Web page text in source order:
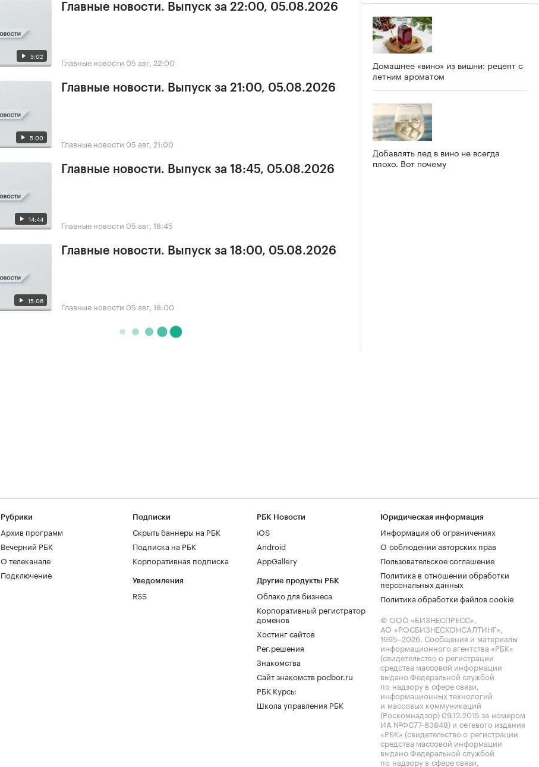
5:02
Главные новости. Выпуск за 22:00, 05.08.2026
Главные новости 05 авг, 22:00
5:00
Главные новости. Выпуск за 21:00, 05.08.2026
Главные новости 05 авг, 21:00
14:44
Главные новости. Выпуск за 18:45, 05.08.2026
Главные новости 05 авг, 18:45
15:06
Главные новости. Выпуск за 18:00, 05.08.2026
Главные новости 05 авг, 18:00
Домашнее «вино» из вишни: рецепт с
летним ароматом
Добавлять лед в вино не всегда
плохо. Вот почему
Рубрики
Архив программ
Вечерний РБК
О телеканале
Подключение
Подписки
Скрыть баннеры на РБК
Подписка на РБК
Корпоративная подписка
Уведомления
RSS
РБК Новости
iOS
Android
AppGallery
Другие продукты РБК
Облако для бизнеса
Корпоративный регистратор
доменов
Хостинг сайтов
Рег.решения
Знакомства
Сайт знакомств podbor.ru
РБК Курсы
Школа управления РБК
Юридическая информация
Информация об ограничениях
О соблюдении авторских прав
Пользовательское соглашение
Политика в отношении обработки
персональных данных
Политика обработки файлов cookie
© ООО «БИЗНЕСПРЕСС»,
АО «РОСБИЗНЕСКОНСАЛТИНГ»,
1995–2026. Сообщения и материалы
информационного агентства «РБК»
(свидетельство о регистрации
средства массовой информации
выдано Федеральной службой
по надзору в сфере связи,
информационных технологий
и массовых коммуникаций
(Роскомнадзор) 09.12.2015 за номером
ИА №ФС77-63848) и сетевого издания
«РБК» (свидетельство о регистрации
средства массовой информации
выдано Федеральной службой
по надзору в сфере связи,